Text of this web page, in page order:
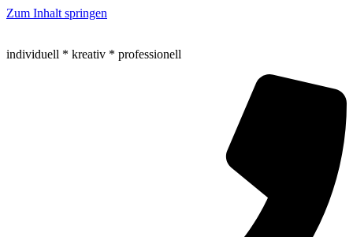
Zum Inhalt springen
individuell * kreativ * professionell